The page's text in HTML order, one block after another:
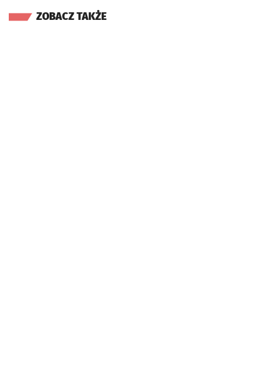
ZOBACZ TAKŻE